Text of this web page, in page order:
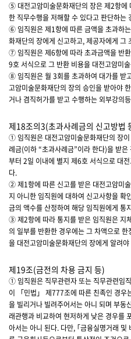
⑤ 대전고암미술문화재단의 장은 제2항에
한 직무수행을 저해할 수 있다고 판단하는
⑥ 임직원은 제1항에 따른 금액을 초과하
화재단의 장에게 신고하고, 제공자에게 그
⑦ 임직원은 제6항에 따라 초과금액을 반
9호 서식으로 그 반환 비용을 대전고암미
⑧ 임직원은 월 3회를 초과하여 대가를 받
고암미술문화재단의 장의 승인을 받아야
거나 겸직허가를 받고 수행하는 외부강의
제18조의3(초과사례금의 신고방법
① 임직원은 대전고암미술문화재단의 장
례금(이하 “초과사례금”이라 한다)을 받
부터 2일 이내에 별지 제6호 서식으로 대
다.
② 제1항에 따른 신고를 받은 대전고암미
지 아니한 임직원에 대하여 신고사항을 확
금의 액수를 산정하여 해당 임직원에게 통
③ 제2항에 따라 통지를 받은 임직원은 지
의 일부를 반환한 경우에는 그 차액으로
을 대전고암미술문화재단의 장에게 알려
제19조(금전의 차용 금지 등)
① 임직원은 직무관련자 또는 직무관련임
이 「민법」 제777조에 따른 친족인 경우
을 빌리거나 빌려주어서는 아니 되며 부동
래관행과 비교하여 현저하게 낮은 경우를
아서는 아니 된다. 다만, ｢금융실명거래